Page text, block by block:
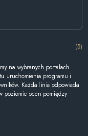
(5)
na wybranych portalach
uruchomienia programu i
Każda linia odpowiada
poziomie ocen pomiędzy